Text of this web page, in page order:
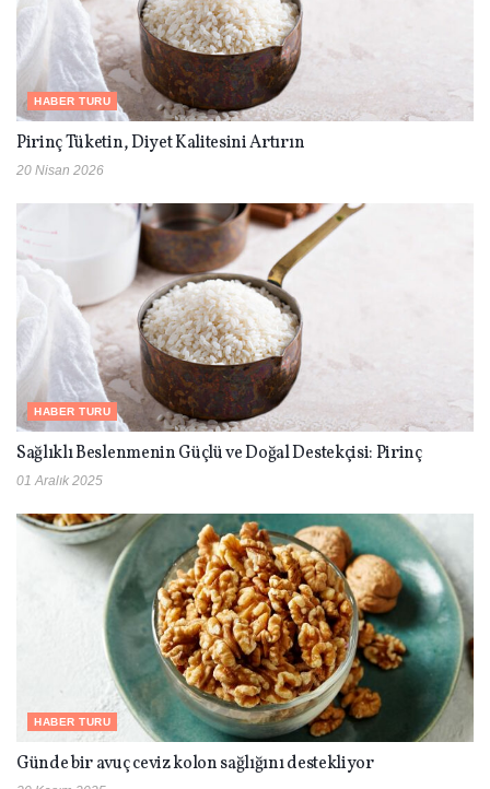
HABER TURU
Pirinç Tüketin, Diyet Kalitesini Artırın
20 Nisan 2026
HABER TURU
Sağlıklı Beslenmenin Güçlü ve Doğal Destekçisi: Pirinç
01 Aralık 2025
HABER TURU
Günde bir avuç ceviz kolon sağlığını destekliyor